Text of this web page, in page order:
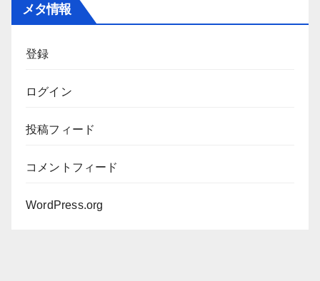
メタ情報
登録
ログイン
投稿フィード
コメントフィード
WordPress.org